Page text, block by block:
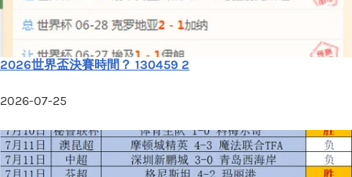
2026世界盃決賽時間？ 130459 2
2026-07-25